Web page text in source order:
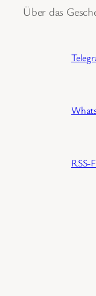
Über das
RSS-